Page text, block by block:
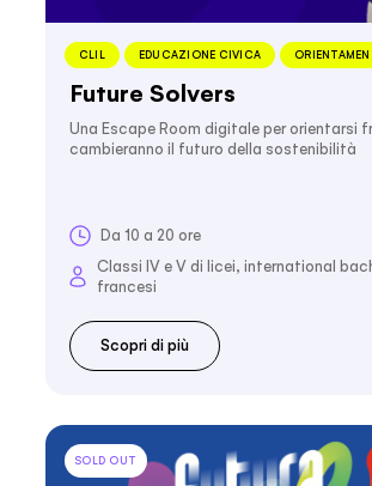
CLIL EDUCAZIONE CIVICA
Future Solvers
Una Escape Room digitale per orientarsi
cambieranno il futuro della sostenibilità
Da 10 a 20 ore
Classi IV e V di licei, international
francesi
Scopri di più
SOLD OUT